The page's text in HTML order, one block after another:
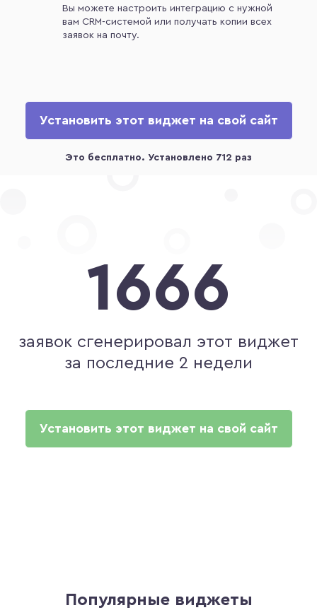
Вы можете настроить интеграцию с нужной
вам CRM-системой или получать копии всех
заявок на почту.
Установить этот виджет на свой сайт
1666
заявок сгенерировал этот виджет
за последние 2 недели
Установить этот виджет на свой сайт
Популярные виджеты